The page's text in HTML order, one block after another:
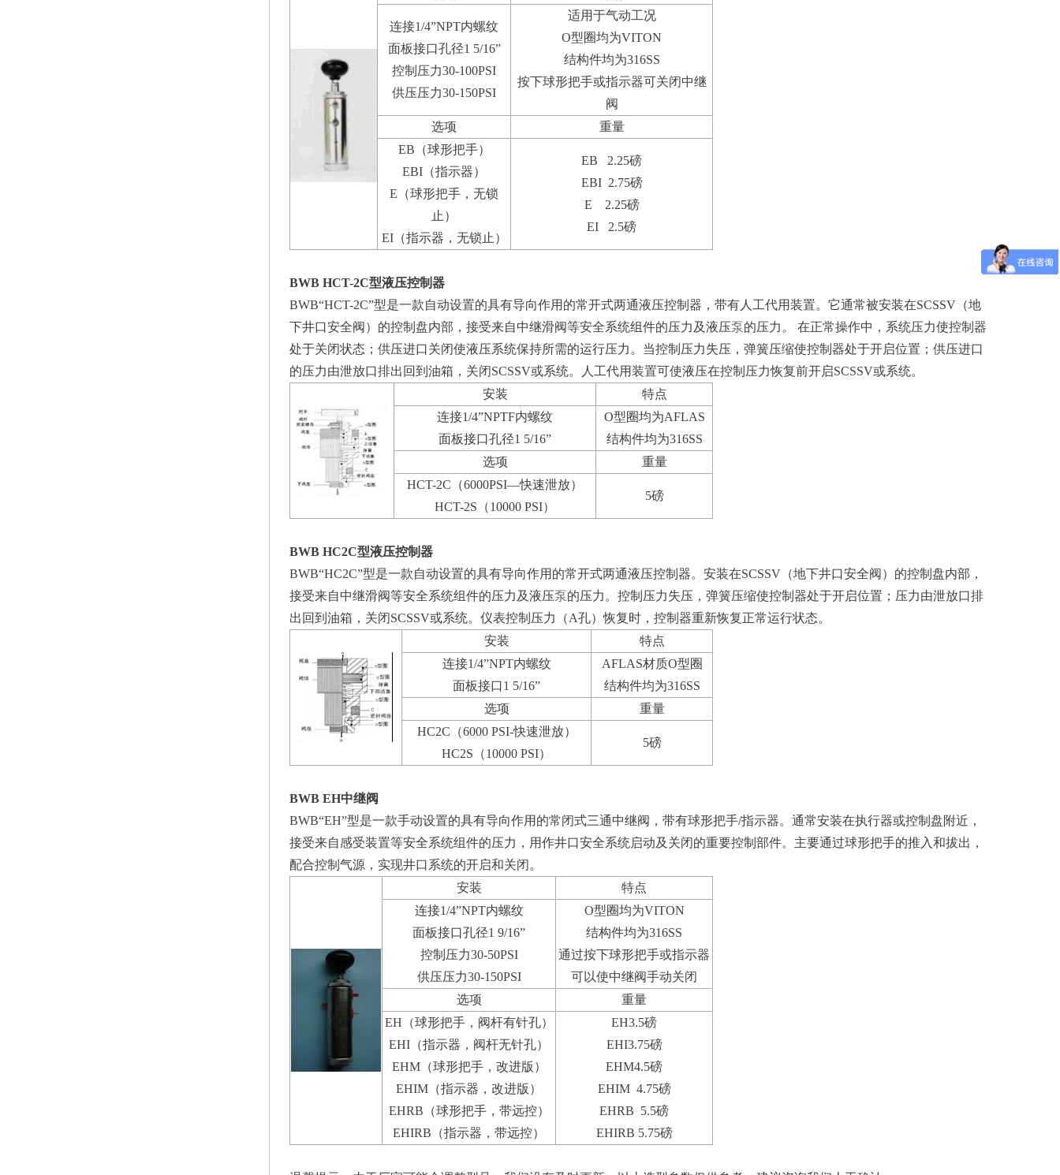
连接1/4”NPT内螺纹
面板接口孔径1 5/16”
控制压力30-100PSI
供压压力30-150PSI
适用于气动工况
O型圈均为VITON
结构件均为316SS
按下球形把手或指示器可关闭中继
阀
选项
重量
EB（球形把手）
EBI（指示器）
E（球形把手，无锁
止）
EI（指示器，无锁止）
EB 2.25磅
EBI 2.75磅
E 2.25磅
EI 2.5磅
BWB HCT-2C型液压控制器
BWB“HCT-2C”型是一款自动设置的具有导向作用的常开式两通液压控制器，带有人工代用装置。它通常被安装在SCSSV（地
下井口安全阀）的控制盘内部，接受来自中继滑阀等安全系统组件的压力及液压泵的压力。 在正常操作中，系统压力使控制器
处于关闭状态；供压进口关闭使液压系统保持所需的运行压力。当控制压力失压，弹簧压缩使控制器处于开启位置；供压进口
的压力由泄放口排出回到油箱，关闭SCSSV或系统。人工代用装置可使液压在控制压力恢复前开启SCSSV或系统。
安装
特点
连接1/4”NPTF内螺纹
面板接口孔径1 5/16”
O型圈均为AFLAS
结构件均为316SS
选项
重量
HCT-2C（6000PSI—快速泄放）
HCT-2S（10000 PSI）
5磅
BWB HC2C型液压控制器
BWB“HC2C”型是一款自动设置的具有导向作用的常开式两通液压控制器。安装在SCSSV（地下井口安全阀）的控制盘内部，
接受来自中继滑阀等安全系统组件的压力及液压泵的压力。控制压力失压，弹簧压缩使控制器处于开启位置；压力由泄放口排
出回到油箱，关闭SCSSV或系统。仪表控制压力（A孔）恢复时，控制器重新恢复正常运行状态。
安装
特点
连接1/4”NPT内螺纹
面板接口1 5/16”
AFLAS材质O型圈
结构件均为316SS
选项
重量
HC2C（6000 PSI-快速泄放）
HC2S（10000 PSI）
5磅
BWB EH中继阀
BWB“EH”型是一款手动设置的具有导向作用的常闭式三通中继阀，带有球形把手/指示器。通常安装在执行器或控制盘附近，
接受来自感受装置等安全系统组件的压力，用作井口安全系统启动及关闭的重要控制部件。主要通过球形把手的推入和拔出，
配合控制气源，实现井口系统的开启和关闭。
安装
特点
连接1/4”NPT内螺纹
面板接口孔径1 9/16”
控制压力30-50PSI
供压压力30-150PSI
O型圈均为VITON
结构件均为316SS
通过按下球形把手或指示器
可以使中继阀手动关闭
选项
重量
EH（球形把手，阀杆有针孔）
EHI（指示器，阀杆无针孔）
EHM（球形把手，改进版）
EHIM（指示器，改进版）
EHRB（球形把手，带远控）
EHIRB（指示器，带远控）
EH3.5磅
EHI3.75磅
EHM4.5磅
EHIM 4.75磅
EHRB 5.5磅
EHIRB 5.75磅